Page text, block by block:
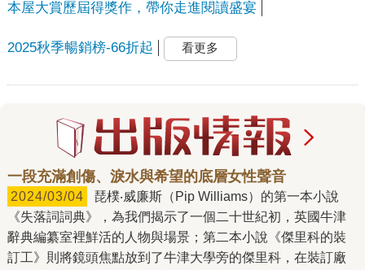
本屋大賞歷屆得獎作，帶你走進閱讀盛宴
2025秋季暢銷榜-66折起 看更多
一段充滿創傷、淚水與希望的底層女性聲音
2024/03/04
《失落詞詞典》，為我們揭示了一個二十世紀初，英國牛津
辭典編纂室裡鮮活的人物與場景；第二本小說《傑里科的裝
訂工》則將鏡頭焦點放到了牛津大學旁的傑里科，在裝訂廠